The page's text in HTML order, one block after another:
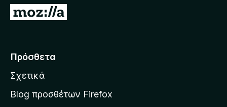
Μ
ά
α
σ
Πρόσθετα
Σχετικά
Blog προσθέτων Firefox